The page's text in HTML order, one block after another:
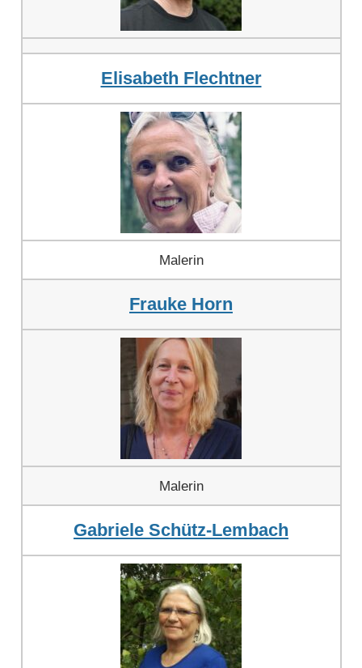
Elisabeth Flechtner
Malerin
Frauke Horn
Malerin
Gabriele Schütz-Lembach